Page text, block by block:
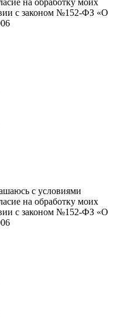
с законом №152-ФЗ «О
с условиями
на обработку моих
с законом №152-ФЗ «О